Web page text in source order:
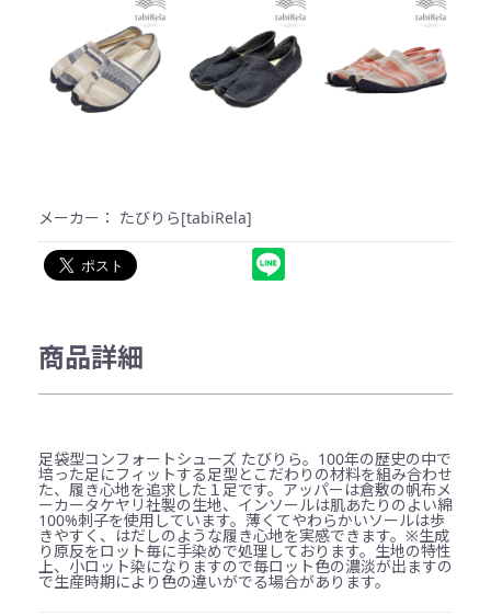
メーカー： たびりら[tabiRela]
商品詳細
足袋型コンフォートシューズ たびりら。100年の歴史の中で
培った足にフィットする足型とこだわりの材料を組み合わせ
た、履き心地を追求した１足です。アッパーは倉敷の帆布メ
ーカータケヤリ社製の生地、インソールは肌あたりのよい綿
100%刺子を使用しています。薄くてやわらかいソールは歩
きやすく、はだしのような履き心地を実感できます。※生成
り原反をロット毎に手染めで処理しております。生地の特性
上、小ロット染になりますので毎ロット色の濃淡が出ますの
で生産時期により色の違いがでる場合があります。